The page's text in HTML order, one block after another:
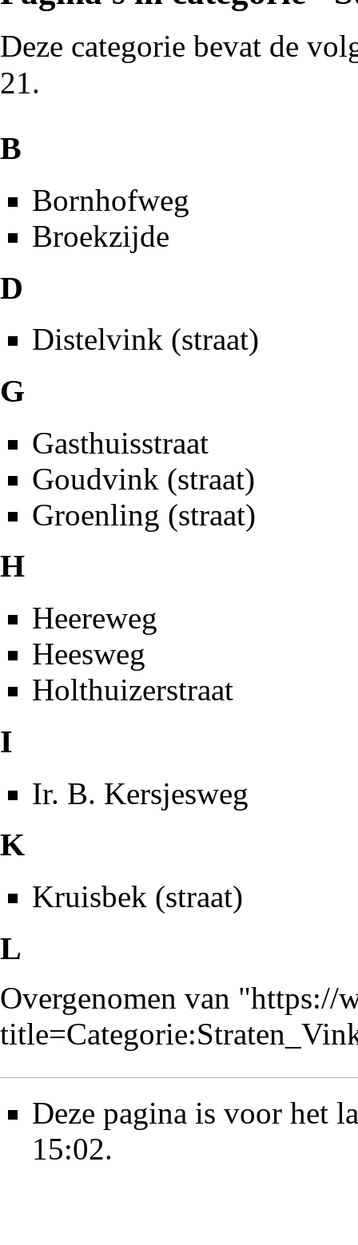
Deze categorie bevat de
21.
B
Bornhofweg
Broekzijde
D
Distelvink (straat)
G
Gasthuisstraat
Goudvink (straat)
Groenling (straat)
H
Heereweg
Heesweg
Holthuizerstraat
I
Ir. B. Kersjesweg
K
Kruisbek (straat)
L
Overgenomen van "https://
Deze pagina is voor het
15:02.